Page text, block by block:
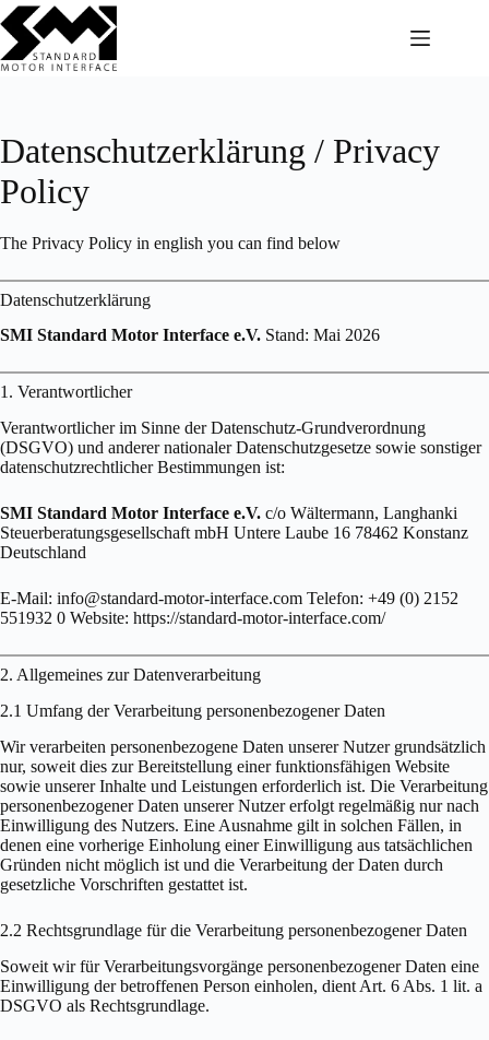
Skip
to
content
Datenschutzerklärung / Privacy
Policy
The Privacy Policy in english you can find below
Datenschutzerklärung
SMI Standard Motor Interface e.V. Stand: Mai 2026
1. Verantwortlicher
Verantwortlicher im Sinne der Datenschutz-Grundverordnung
(DSGVO) und anderer nationaler Datenschutzgesetze sowie sonstiger
datenschutzrechtlicher Bestimmungen ist:
SMI Standard Motor Interface e.V. c/o Wältermann, Langhanki
Steuerberatungsgesellschaft mbH Untere Laube 16 78462 Konstanz
Deutschland
E-Mail: info@standard-motor-interface.com Telefon: +49 (0) 2152
551932 0 Website: https://standard-motor-interface.com/
2. Allgemeines zur Datenverarbeitung
2.1 Umfang der Verarbeitung personenbezogener Daten
Wir verarbeiten personenbezogene Daten unserer Nutzer grundsätzlich
nur, soweit dies zur Bereitstellung einer funktionsfähigen Website
sowie unserer Inhalte und Leistungen erforderlich ist. Die Verarbeitung
personenbezogener Daten unserer Nutzer erfolgt regelmäßig nur nach
Einwilligung des Nutzers. Eine Ausnahme gilt in solchen Fällen, in
denen eine vorherige Einholung einer Einwilligung aus tatsächlichen
Gründen nicht möglich ist und die Verarbeitung der Daten durch
gesetzliche Vorschriften gestattet ist.
2.2 Rechtsgrundlage für die Verarbeitung personenbezogener Daten
Soweit wir für Verarbeitungsvorgänge personenbezogener Daten eine
Einwilligung der betroffenen Person einholen, dient Art. 6 Abs. 1 lit. a
DSGVO als Rechtsgrundlage.